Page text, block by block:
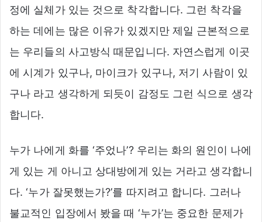
정에 실체가 있는 것으로 착각합니다. 그런 착각을
하는 데에는 많은 이유가 있겠지만 제일 근본적으로
는 우리들의 사고방식 때문입니다. 자연스럽게 이곳
에 시계가 있구나, 마이크가 있구나, 저기 사람이 있
구나 라고 생각하게 되듯이 감정도 그런 식으로 생각
합니다.
누가 나에게 화를 ‘주었나’? 우리는 화의 원인이 나에
게 있는 게 아니고 상대방에게 있는 거라고 생각합니
다. ‘누가 잘못했는가?’를 따지려고 합니다. 그러나
불교적인 입장에서 봤을 때 ‘누가’는 중요한 문제가